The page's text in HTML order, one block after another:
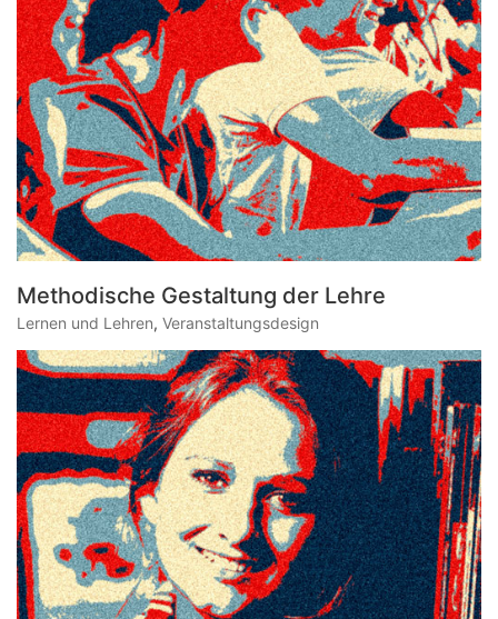
Methodische Gestaltung der Lehre
Lernen und Lehren, Veranstaltungsdesign